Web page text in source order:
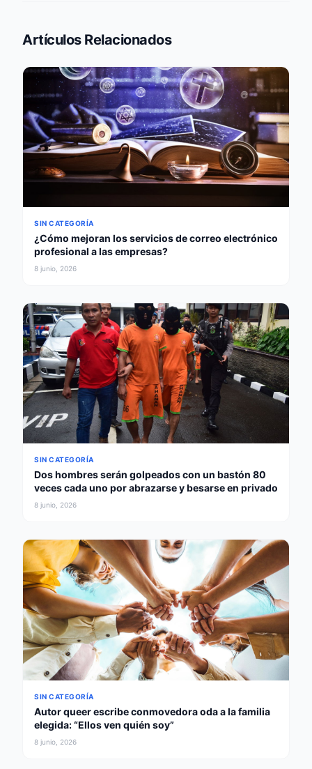
Artículos Relacionados
SIN CATEGORÍA
¿Cómo mejoran los servicios de correo electrónico
profesional a las empresas?
8 junio, 2026
SIN CATEGORÍA
Dos hombres serán golpeados con un bastón 80
veces cada uno por abrazarse y besarse en privado
8 junio, 2026
SIN CATEGORÍA
Autor queer escribe conmovedora oda a la familia
elegida: “Ellos ven quién soy”
8 junio, 2026